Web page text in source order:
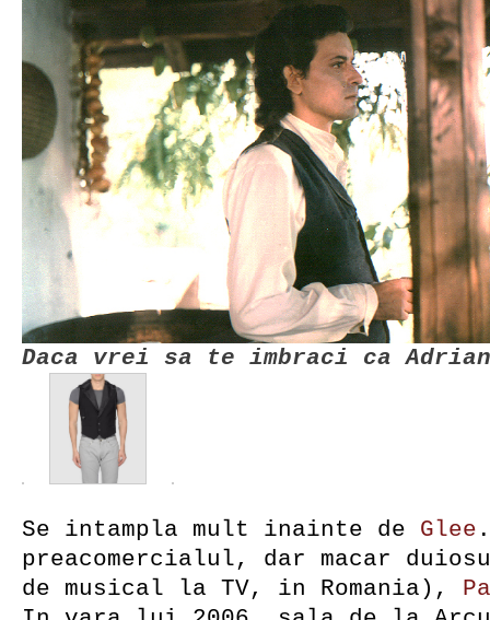
Daca vrei sa te imbraci ca
Se intampla mult inainte de Glee
preacomercialul, dar macar
de musical la TV, in Romania),